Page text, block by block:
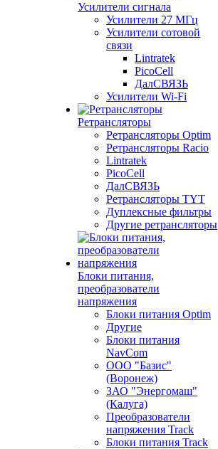
Усилители сигнала
Усилители 27 МГц
Усилители сотовой
связи
Lintratek
PicoCell
ДалСВЯЗЬ
Усилители Wi-Fi
Ретрансляторы
Ретрансляторы Optim
Ретрансляторы Racio
Lintratek
PicoCell
ДалСВЯЗЬ
Ретрансляторы TYT
Дуплексные фильтры
Другие ретрансляторы
Блоки питания,
преобразователи
напряжения
Блоки питания Optim
Другие
Блоки питания
NavCom
ООО "Базис"
(Воронеж)
ЗАО "Энергомаш"
(Калуга)
Преобразователи
напряжения Track
Блоки питания Track